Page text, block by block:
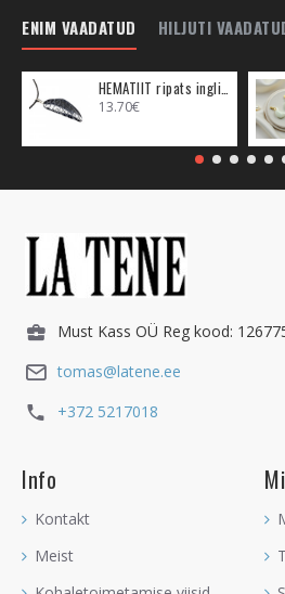
ENIM VAADATUD HILJUTI
13.70€
Must Kass OÜ Reg kood:
tomas@latene.ee
+372 5217018
Info
Kontakt
Meist